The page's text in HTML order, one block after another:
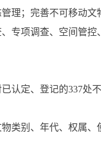
理；完善不可移动文
专项调查、空间管
认定、登记的337
类别、年代、权属、